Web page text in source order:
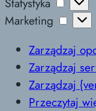
Marketing
Zarządzaj
Zarządzaj
Zarządzaj
Przeczytaj